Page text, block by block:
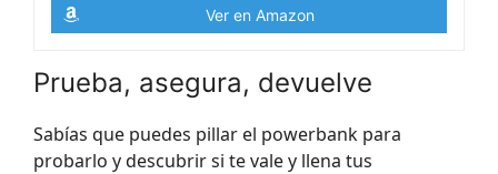
Ver en Amazon
Prueba, asegura, devuelve
Sabías que puedes pillar el powerbank para
probarlo y descubrir si te vale y llena tus